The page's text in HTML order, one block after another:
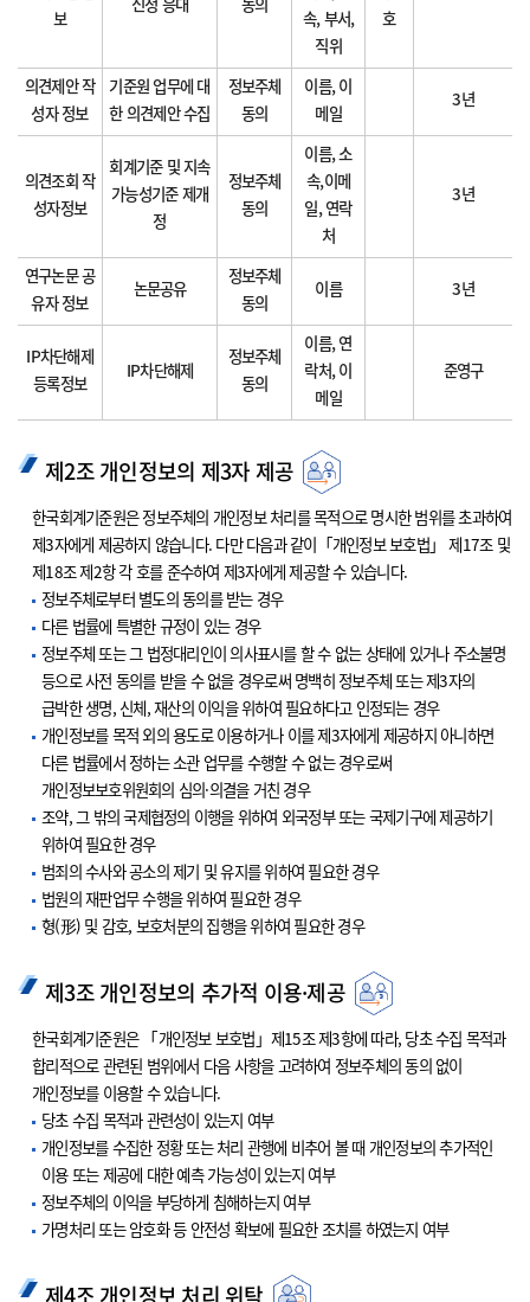
보
신청 응대
동의
속, 부서,
직위
호
의견제안 작
성자 정보
기준원 업무에 대
한 의견제안 수집
정보주체
동의
이름, 이
메일
3년
의견조회 작
성자정보
회계기준 및 지속
가능성기준 제개
정
정보주체
동의
이름, 소
속,이메
일, 연락
처
3년
연구논문 공
유자 정보
논문공유
정보주체
동의
이름 3년
IP차단해제
등록정보
IP차단해제
정보주체
동의
이름, 연
락처, 이
메일
준영구
제2조 개인정보의 제3자 제공
한국회계기준원은 정보주체의 개인정보 처리를 목적으로 명시한 범위를 초과하여
제3자에게 제공하지 않습니다. 다만 다음과 같이「개인정보 보호법」 제17조 및
제18조 제2항 각 호를 준수하여 제3자에게 제공할 수 있습니다.
정보주체로부터 별도의 동의를 받는 경우
다른 법률에 특별한 규정이 있는 경우
정보주체 또는 그 법정대리인이 의사표시를 할 수 없는 상태에 있거나 주소불명
등으로 사전 동의를 받을 수 없을 경우로써 명백히 정보주체 또는 제3자의
급박한 생명, 신체, 재산의 이익을 위하여 필요하다고 인정되는 경우
개인정보를 목적 외의 용도로 이용하거나 이를 제3자에게 제공하지 아니하면
다른 법률에서 정하는 소관 업무를 수행할 수 없는 경우로써
개인정보보호위원회의 심의·의결을 거친 경우
조약, 그 밖의 국제협정의 이행을 위하여 외국정부 또는 국제기구에 제공하기
위하여 필요한 경우
범죄의 수사와 공소의 제기 및 유지를 위하여 필요한 경우
법원의 재판업무 수행을 위하여 필요한 경우
형(形) 및 감호, 보호처분의 집행을 위하여 필요한 경우
제3조 개인정보의 추가적 이용·제공
한국회계기준원은 「개인정보 보호법」제15조 제3항에 따라, 당초 수집 목적과
합리적으로 관련된 범위에서 다음 사항을 고려하여 정보주체의 동의 없이
개인정보를 이용할 수 있습니다.
당초 수집 목적과 관련성이 있는지 여부
개인정보를 수집한 정황 또는 처리 관행에 비추어 볼 때 개인정보의 추가적인
이용 또는 제공에 대한 예측 가능성이 있는지 여부
정보주체의 이익을 부당하게 침해하는지 여부
가명처리 또는 암호화 등 안전성 확보에 필요한 조치를 하였는지 여부